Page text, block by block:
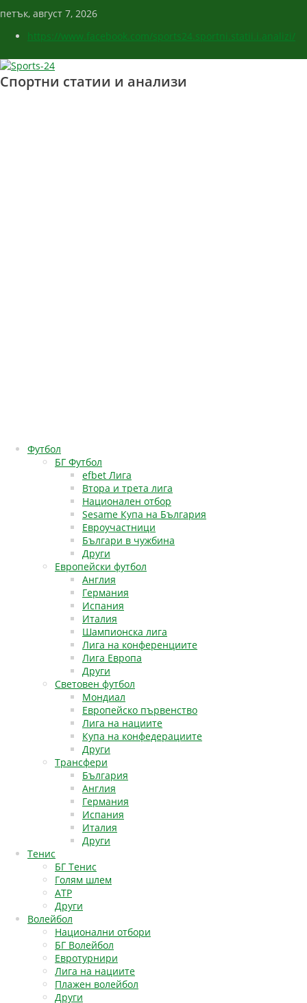
петък, август 7, 2026
https://www.facebook.com/sports24.sportni.statii.i.analizi/
Спортни статии и анализи
Футбол
БГ Футбол
efbet Лига
Втора и трета лига
Национален отбор
Sesame Купа на България
Евроучастници
Българи в чужбина
Други
Европейски футбол
Англия
Германия
Испания
Италия
Шампионска лига
Лига на конференциите
Лига Европа
Други
Световен футбол
Мондиал
Европейско първенство
Лига на нациите
Купа на конфедерациите
Други
Трансфери
България
Англия
Германия
Испания
Италия
Други
Тенис
БГ Тенис
Голям шлем
АТР
Други
Волейбол
Национални отбори
БГ Волейбол
Евротурнири
Лига на нациите
Плажен волейбол
Други